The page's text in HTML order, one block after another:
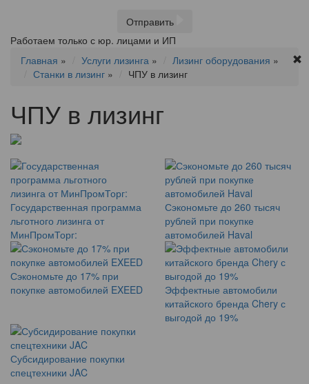
Отправить
Работаем только с юр. лицами и ИП
Главная » Услуги лизинга » Лизинг оборудования »
Станки в лизинг » ЧПУ в лизинг
ЧПУ в лизинг
Государственная программа
льготного лизинга от
МинПромТорг:
Сэкономьте до 260 тысяч
рублей при покупке
автомобилей Haval
Сэкономьте до 17% при
покупке автомобилей EXEED
Эффектные автомобили
китайского бренда Chery с
выгодой до 19%
Субсидирование покупки
спецтехники JAC